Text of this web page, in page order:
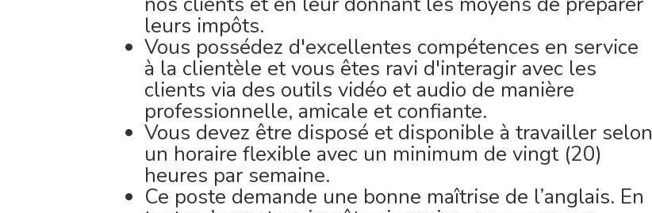
leurs impôts.
Vous possédez d'excellentes compétences en service
à la clientèle et vous êtes ravi d'interagir avec les
clients via des outils vidéo et audio de manière
professionnelle, amicale et confiante.
Vous devez être disposé et disponible à travailler selon
un horaire flexible avec un minimum de vingt (20)
heures par semaine.
Ce poste demande une bonne maîtrise de l’anglais. En